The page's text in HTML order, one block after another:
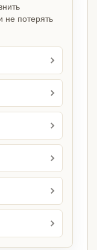
не потерять